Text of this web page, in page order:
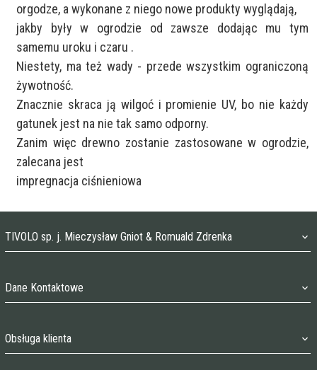
orgodze, a wykonane z niego nowe produkty wyglądają,
jakby były w ogrodzie od zawsze dodając mu tym
samemu uroku i czaru .
Niestety, ma też wady - przede wszystkim ograniczoną
żywotność.
Znacznie skraca ją wilgoć i promienie UV, bo nie każdy
gatunek jest na nie tak samo odporny.
Zanim więc drewno zostanie zastosowane w ogrodzie,
zalecana jest
impregnacja ciśnieniowa
TIVOLO sp. j. Mieczysław Gniot & Romuald Zdrenka
TIVOLO@O2.PL
Dane Kontaktowe
Obsługa klienta